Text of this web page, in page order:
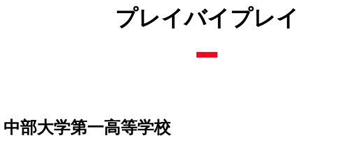
プレイバイプレイ
部大学第一高等学校